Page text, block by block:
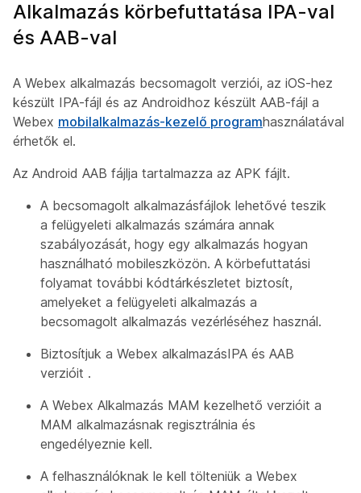
Alkalmazás körbefuttatása IPA-val
és AAB-val
A Webex alkalmazás becsomagolt verziói, az iOS-hez
készült IPA-fájl és az Androidhoz készült AAB-fájl a
Webex mobilalkalmazás-kezelő programhasználatával
érhetők el.
Az Android AAB fájlja tartalmazza az APK fájlt.
A becsomagolt alkalmazásfájlok lehetővé teszik
a felügyeleti alkalmazás számára annak
szabályozását, hogy egy alkalmazás hogyan
használható mobileszközön. A körbefuttatási
folyamat további kódtárkészletet biztosít,
amelyeket a felügyeleti alkalmazás a
becsomagolt alkalmazás vezérléséhez használ.
Biztosítjuk a Webex alkalmazásIPA és AAB
verzióit .
A Webex Alkalmazás MAM kezelhető verzióit a
MAM alkalmazásnak regisztrálnia és
engedélyeznie kell.
A felhasználóknak le kell tölteniük a Webex